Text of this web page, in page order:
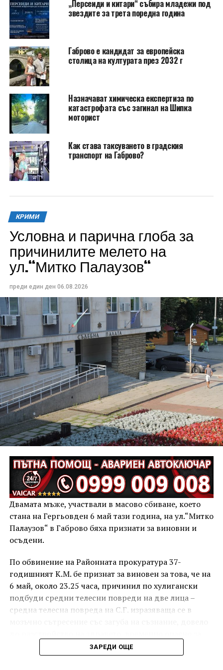
„Персеиди и китари“ събира младежи под
звездите за трета поредна година
Габрово е кандидат за европейска
столица на културата през 2032 г
Назначават химическа експертиза по
катастрофата със загинал на Шипка
моторист
Как става таксуването в градския
транспорт на Габрово?
КРИМИ
Условна и парична глоба за
причинилите мелето на
ул.“Митко Палаузов“
преди един ден 06.08.2026
Двамата мъже, участвали в масово сбиване, което
стана на Гергьовден 6 май тази година, на ул.“Митко
Палаузов“ в Габрово бяха признати за виновни и
осъдени.
По обвинение на Районната прокуратура 37-
годишният К.М. бе признат за виновен за това, че на
6 май, около 23.25 часа, причинил по хулигански
подбуди средни телесни повреди на две лица –
средна телесна повреда на С.Г. изразяваща се в
живота, и лека телесна повреда на Х.С., която бе с
порезна рана на петия пръст на дясната ръка,
ЗАРЕДИ ОЩЕ